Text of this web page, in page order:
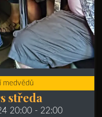
medvědů
středa
20:00 - 22:00